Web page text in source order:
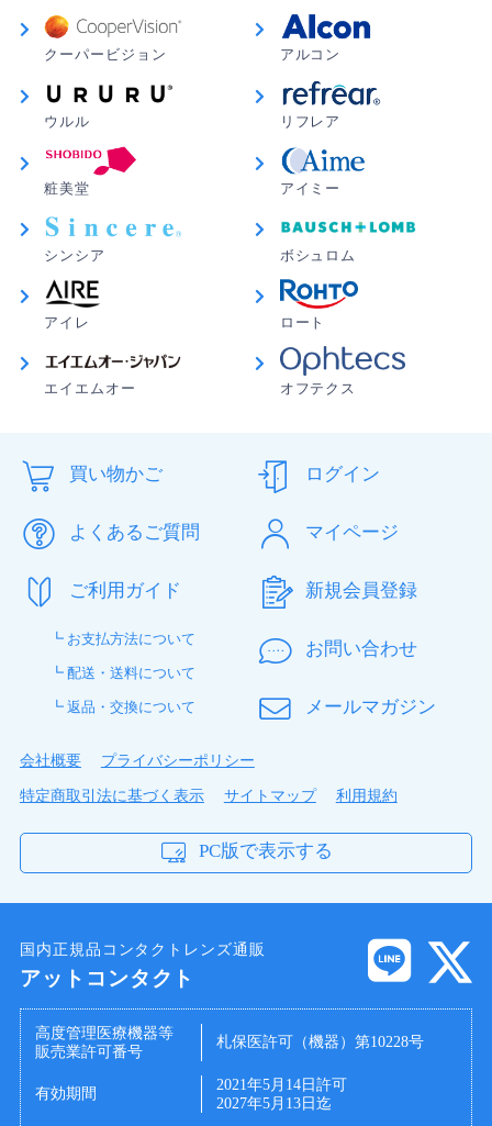
ゆーき さん ★★
あくまでつなぎ
使用感は本当に終わっている。包装の中に裏向きで入っ
てることが多くある。また、つけた後一発目の瞬きでも
う外れることも。同じ度数でもほかのコンタクトよりも
明らかに見えにくく、常にゴロゴロしている。とはいえ
値段は破格なため、本当に金がない時に繋ぎとして買う
が、値段の安さを考慮して星2としておきます。
はるpom さん ★
目の乾燥、異物感があり色々試して毎月9,000円近いも
のを購入してました。ふと、安いものないのかなと検索
ンタクトレンズです。早く出会いたかったなぁ\\\
takeshi さん ★★★
違和感なく、問題なく使用できた。コスパ良し
エヌ さん
目が乾く
ゴロし始めたり、レンズがずれたり、目が乾きやすい。
コンタクトを外すと視界が異常にぼやける。安いのでお
触り心地、着け心地、バッチリ。乾いたりもしないので
とても良い。人それぞれ合う合わないありますが、私は
ます。
いぬ さん
クーパービジョン アルコン
ウルル リフレア
粧美堂 アイミー
シンシア ボシュロム
アイレ ロート
エイエムオー オフテクス
買い物かご
よくあるご質問
ご利用ガイド
┗ お支払方法について
┗ 配送・送料について
┗ 返品・交換について
ログイン
マイページ
新規会員登録
お問い合わせ
メールマガジン
会社概要
プライバシーポリシー
特定商取引法に基づく表示
サイトマップ 利用規約
PC版で表示する
国内正規品コンタクトレンズ通販
アットコンタクト
高度管理医療機器等
販売業許可番号
札保医許可（機器）第10228号
有効期間
2021年5月14日許可
2027年5月13日迄